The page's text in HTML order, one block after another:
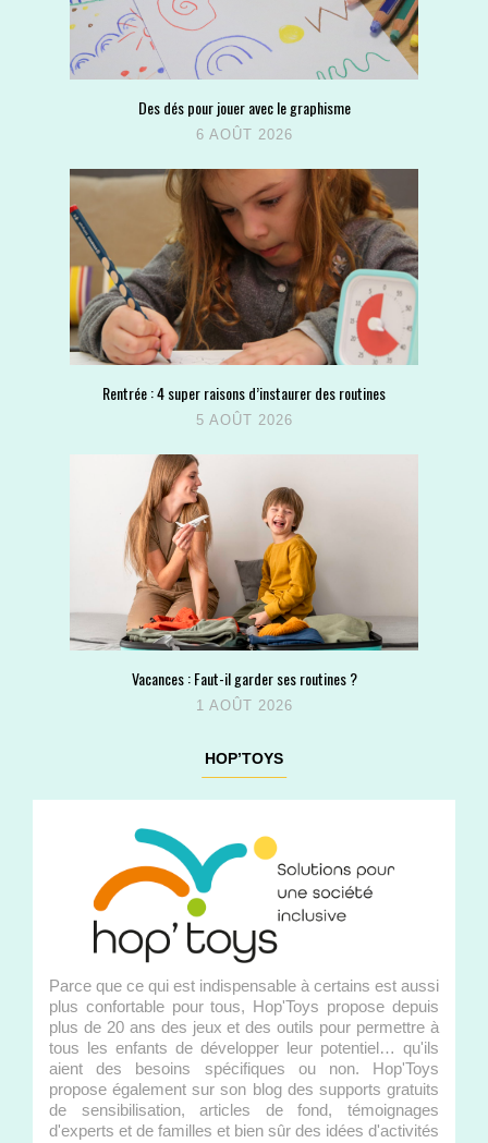
Des dés pour jouer avec le graphisme
6 AOÛT 2026
Rentrée : 4 super raisons d’instaurer des routines
5 AOÛT 2026
Vacances : Faut-il garder ses routines ?
1 AOÛT 2026
HOP’TOYS
Parce que ce qui est indispensable à certains est aussi
plus confortable pour tous, Hop'Toys propose depuis
plus de 20 ans des jeux et des outils pour permettre à
tous les enfants de développer leur potentiel… qu'ils
aient des besoins spécifiques ou non. Hop'Toys
propose également sur son blog des supports gratuits
de sensibilisation, articles de fond, témoignages
d'experts et de familles et bien sûr des idées d'activités